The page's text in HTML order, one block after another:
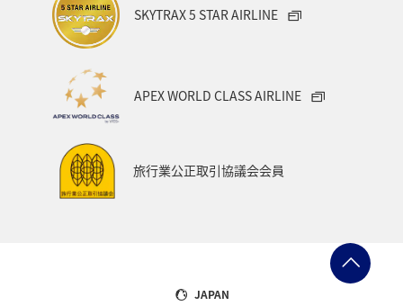
SKYTRAX 5 STAR AIRLINE
APEX WORLD CLASS AIRLINE
旅行業公正取引協議会会員
JAPAN